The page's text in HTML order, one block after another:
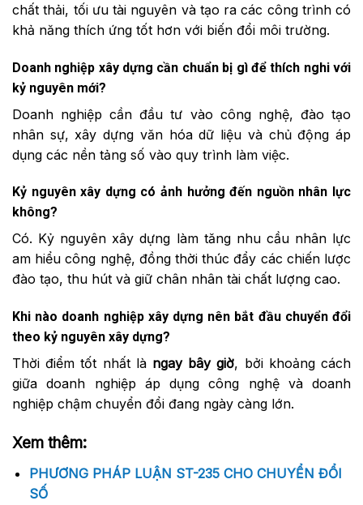
chất thải, tối ưu tài nguyên và tạo ra các công trình có
khả năng thích ứng tốt hơn với biến đổi môi trường.
Doanh nghiệp xây dựng cần chuẩn bị gì để thích nghi với
kỷ nguyên mới?
Doanh nghiệp cần đầu tư vào công nghệ, đào tạo
nhân sự, xây dựng văn hóa dữ liệu và chủ động áp
dụng các nền tảng số vào quy trình làm việc.
Kỷ nguyên xây dựng có ảnh hưởng đến nguồn nhân lực
không?
Có. Kỷ nguyên xây dựng làm tăng nhu cầu nhân lực
am hiểu công nghệ, đồng thời thúc đẩy các chiến lược
đào tạo, thu hút và giữ chân nhân tài chất lượng cao.
Khi nào doanh nghiệp xây dựng nên bắt đầu chuyển đổi
theo kỷ nguyên xây dựng?
Thời điểm tốt nhất là ngay bây giờ, bởi khoảng cách
giữa doanh nghiệp áp dụng công nghệ và doanh
nghiệp chậm chuyển đổi đang ngày càng lớn.
Xem thêm:
PHƯƠNG PHÁP LUẬN ST-235 CHO CHUYỂN ĐỔI
SỐ